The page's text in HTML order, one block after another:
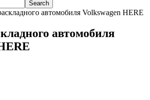
автомобиля Volkswagen HERE
автомобиля